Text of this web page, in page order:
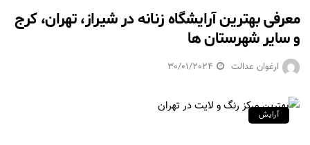
معرفی بهترین آرایشگاه زنانه در شیراز، تهران، کرج
و سایر شهرستان ها
ارغوان عدالت 30/01/2024
آرایش